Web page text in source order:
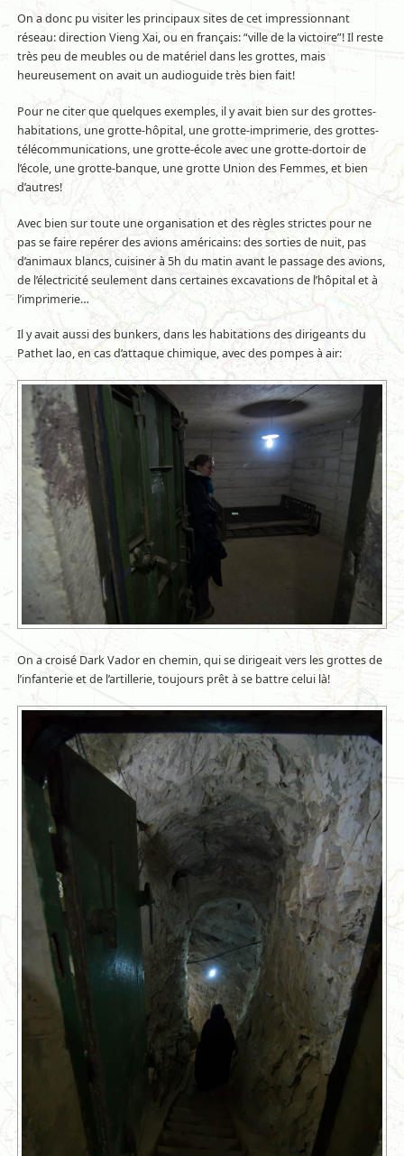
On a donc pu visiter les principaux sites de cet impressionnant
réseau: direction Vieng Xai, ou en français: “ville de la victoire”! Il reste
très peu de meubles ou de matériel dans les grottes, mais
heureusement on avait un audioguide très bien fait!
Pour ne citer que quelques exemples, il y avait bien sur des grottes-
habitations, une grotte-hôpital, une grotte-imprimerie, des grottes-
télécommunications, une grotte-école avec une grotte-dortoir de
l’école, une grotte-banque, une grotte Union des Femmes, et bien
d’autres!
Avec bien sur toute une organisation et des règles strictes pour ne
pas se faire repérer des avions américains: des sorties de nuit, pas
d’animaux blancs, cuisiner à 5h du matin avant le passage des avions,
de l’électricité seulement dans certaines excavations de l’hôpital et à
l’imprimerie…
Il y avait aussi des bunkers, dans les habitations des dirigeants du
Pathet lao, en cas d’attaque chimique, avec des pompes à air:
On a croisé Dark Vador en chemin, qui se dirigeait vers les grottes de
l’infanterie et de l’artillerie, toujours prêt à se battre celui là!